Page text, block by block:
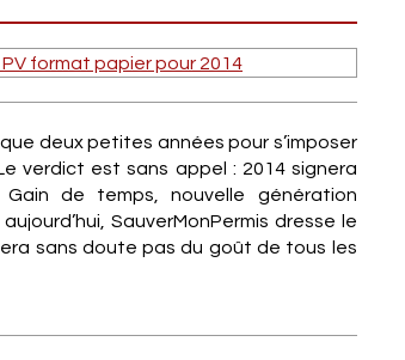
deux petites années pour s’imposer
verdict est sans appel : 2014 signera
de temps, nouvelle génération
SauverMonPermis dresse le
sans doute pas du goût de tous les